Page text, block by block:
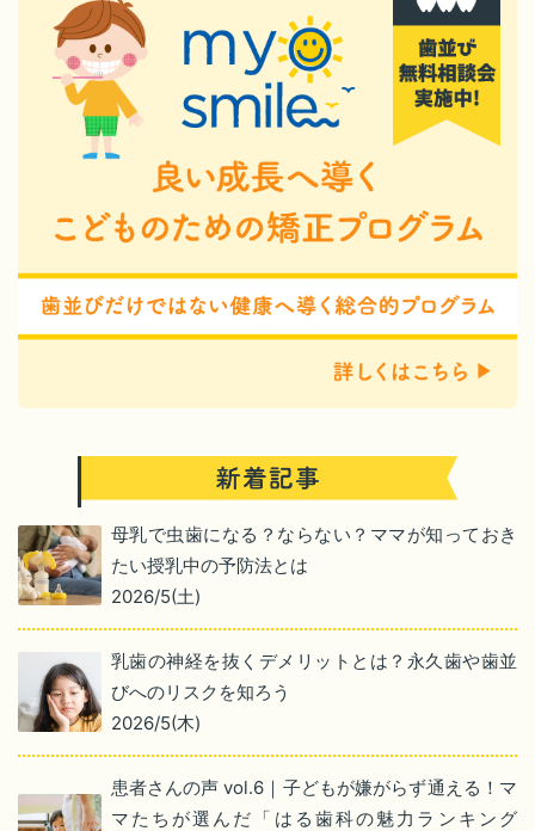
母乳で虫歯になる？ならない？ママが知っておき
たい授乳中の予防法とは
2026/5(土)
乳歯の神経を抜くデメリットとは？永久歯や歯並
びへのリスクを知ろう
2026/5(木)
患者さんの声 vol.6｜子どもが嫌がらず通える！マ
マたちが選んだ「はる歯科の魅力ランキング